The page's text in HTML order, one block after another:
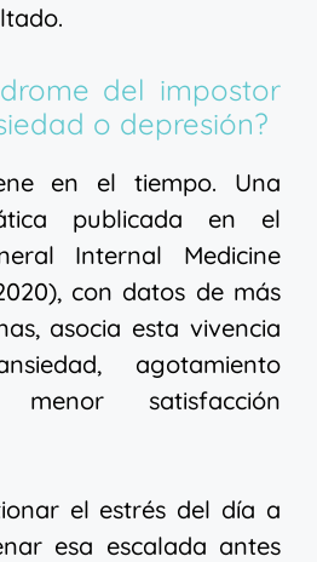
del impostor
o depresión?
en el tiempo. Una
publicada en el
Internal Medicine
con datos de más
asocia esta vivencia
agotamiento
satisfacción
el estrés del día a
esa escalada antes